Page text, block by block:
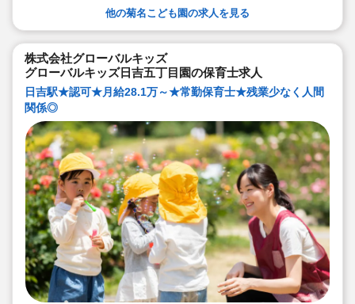
線に立ったサポートに定評があります
他の菊名こども園の求人を見る
株式会社グローバルキッズ
グローバルキッズ日吉五丁目園の保育士求人
日吉駅★認可★月給28.1万～★常勤保育士★残業少なく人間
関係◎